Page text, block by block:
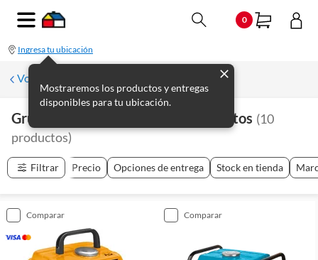
0
Ingresa tu ubicación
Mostraremos los productos y entregas
disponibles para tu ubicación.
Volver a Electricidad
Grupos Electrógenos Y Complementos (10
productos)
Filtrar Precio Opciones de entrega Stock en tienda
comparar comparar